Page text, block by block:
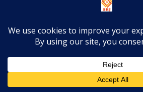
Leave a Reply
Your email address will not be
fields are marked*